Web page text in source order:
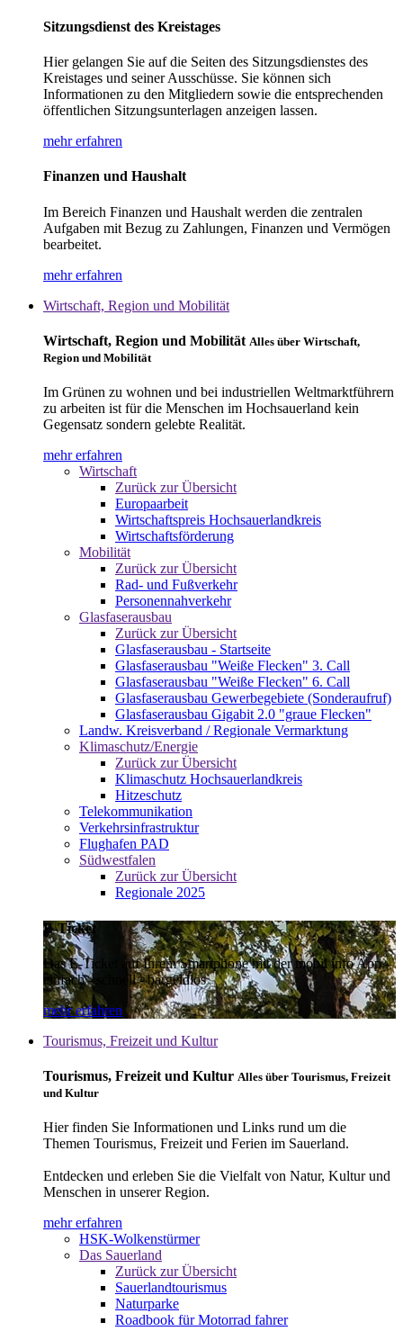
Sitzungsdienst des Kreistages
Hier gelangen Sie auf die Seiten des Sitzungsdienstes des
Kreistages und seiner Ausschüsse. Sie können sich
Informationen zu den Mitgliedern sowie die entsprechenden
öffentlichen Sitzungsunterlagen anzeigen lassen.
mehr erfahren
Finanzen und Haushalt
Im Bereich Finanzen und Haushalt werden die zentralen
Aufgaben mit Bezug zu Zahlungen, Finanzen und Vermögen
bearbeitet.
mehr erfahren
Wirtschaft, Region und Mobilität
Wirtschaft, Region und Mobilität Alles über Wirtschaft,
Region und Mobilität
Im Grünen zu wohnen und bei industriellen Weltmarktführern
zu arbeiten ist für die Menschen im Hochsauerland kein
Gegensatz sondern gelebte Realität.
mehr erfahren
Wirtschaft
Zurück zur Übersicht
Europaarbeit
Wirtschaftspreis Hochsauerlandkreis
Wirtschaftsförderung
Mobilität
Zurück zur Übersicht
Rad- und Fußverkehr
Personennahverkehr
Glasfaserausbau
Zurück zur Übersicht
Glasfaserausbau - Startseite
Glasfaserausbau "Weiße Flecken" 3. Call
Glasfaserausbau "Weiße Flecken" 6. Call
Glasfaserausbau Gewerbegebiete (Sonderaufruf)
Glasfaserausbau Gigabit 2.0 "graue Flecken"
Landw. Kreisverband / Regionale Vermarktung
Klimaschutz/Energie
Zurück zur Übersicht
Klimaschutz Hochsauerlandkreis
Hitzeschutz
Telekommunikation
Verkehrsinfrastruktur
Flughafen PAD
Südwestfalen
Zurück zur Übersicht
Regionale 2025
E-Ticket
Das E-Ticket auf Ihrem Smartphone mit der mobil info App -
einfach - schnell - bargeldlos
mehr erfahren
Tourismus, Freizeit und Kultur
Tourismus, Freizeit und Kultur Alles über Tourismus, Freizeit
und Kultur
Hier finden Sie Informationen und Links rund um die
Themen Tourismus, Freizeit und Ferien im Sauerland.
Entdecken und erleben Sie die Vielfalt von Natur, Kultur und
Menschen in unserer Region.
mehr erfahren
HSK-Wolkenstürmer
Das Sauerland
Zurück zur Übersicht
Sauerlandtourismus
Naturparke
Roadbook für Motorrad fahrer